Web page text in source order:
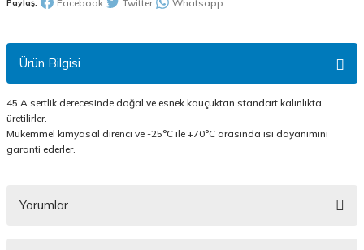
Paylaş: Facebook Twitter Whatsapp
Ürün Bilgisi
45 A sertlik derecesinde doğal ve esnek kauçuktan standart kalınlıkta
üretilirler.
Mükemmel kimyasal direnci ve -25°C ile +70°C arasında ısı dayanımını
garanti ederler.
Yorumlar